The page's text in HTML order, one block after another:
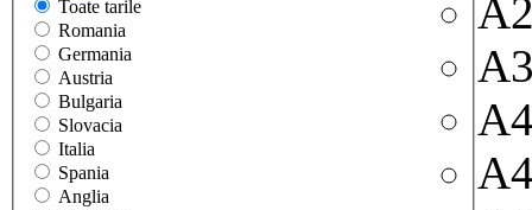
Toate tarile
Romania
Germania
Austria
Bulgaria
Slovacia
Italia
Spania
Anglia